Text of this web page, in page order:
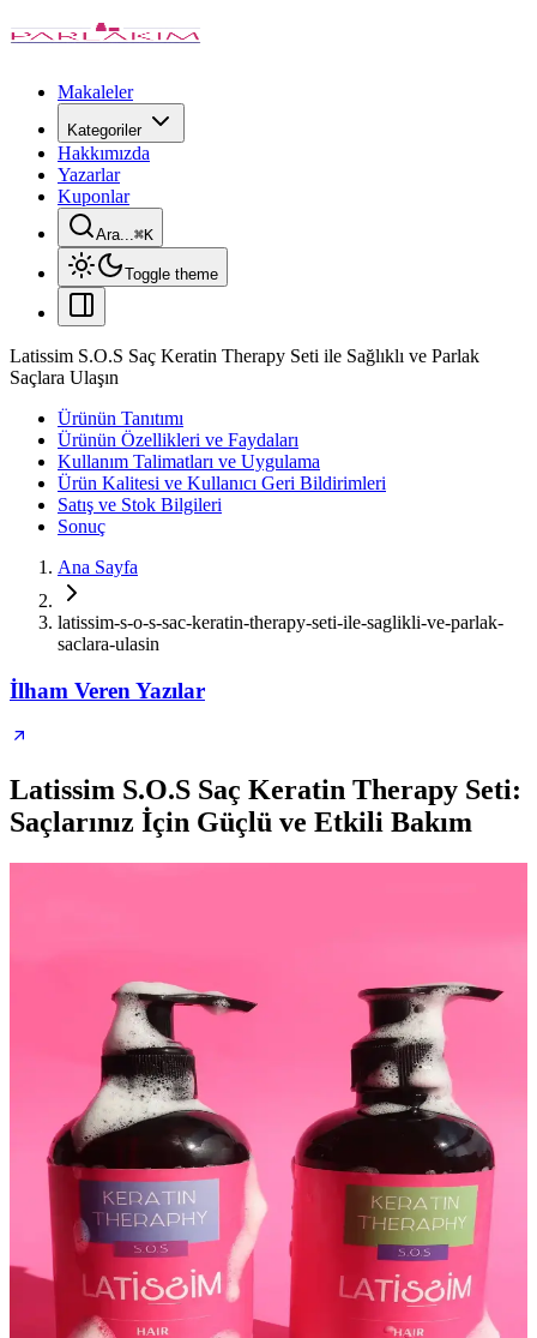
Makaleler
Kategoriler
Hakkımızda
Yazarlar
Kuponlar
Ara...⌘K
Toggle theme
Latissim S.O.S Saç Keratin Therapy Seti ile Sağlıklı ve Parlak
Saçlara Ulaşın
Ürünün Tanıtımı
Ürünün Özellikleri ve Faydaları
Kullanım Talimatları ve Uygulama
Ürün Kalitesi ve Kullanıcı Geri Bildirimleri
Satış ve Stok Bilgileri
Sonuç
Ana Sayfa
latissim-s-o-s-sac-keratin-therapy-seti-ile-saglikli-ve-parlak-
saclara-ulasin
İlham Veren Yazılar
Latissim S.O.S Saç Keratin Therapy Seti:
Saçlarınız İçin Güçlü ve Etkili Bakım